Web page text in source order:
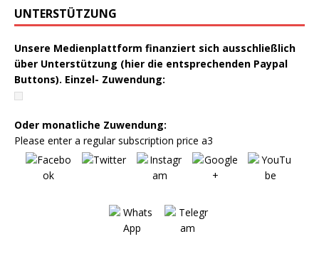
UNTERSTÜTZUNG
Unsere Medienplattform finanziert sich ausschließlich
über Unterstützung (hier die entsprechenden Paypal
Buttons). Einzel- Zuwendung:
Oder monatliche Zuwendung:
Please enter a regular subscription price a3